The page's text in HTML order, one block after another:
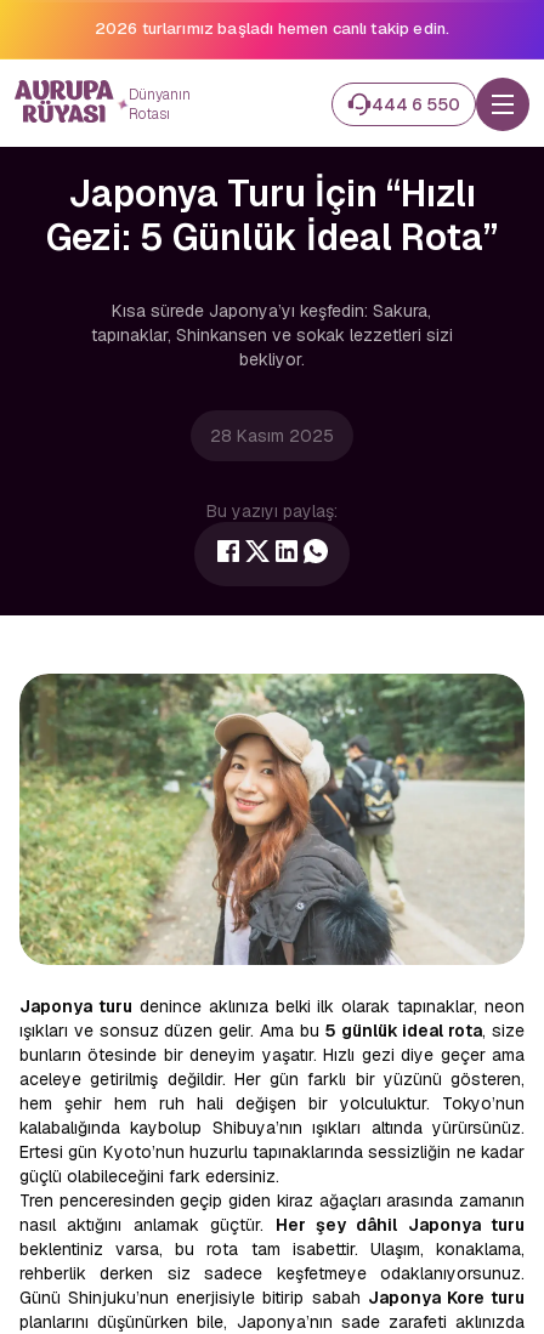
2026 turlarımız başladı hemen canlı takip edin.
Dünyanın
Rotası
444 6 550
Japonya Turu İçin “Hızlı
Gezi: 5 Günlük İdeal Rota”
Kısa sürede Japonya’yı keşfedin: Sakura,
tapınaklar, Shinkansen ve sokak lezzetleri sizi
bekliyor.
28 Kasım 2025
Bu yazıyı paylaş:
Japonya turu denince aklınıza belki ilk olarak tapınaklar, neon
ışıkları ve sonsuz düzen gelir. Ama bu 5 günlük ideal rota, size
bunların ötesinde bir deneyim yaşatır. Hızlı gezi diye geçer ama
aceleye getirilmiş değildir. Her gün farklı bir yüzünü gösteren,
hem şehir hem ruh hali değişen bir yolculuktur. Tokyo’nun
kalabalığında kaybolup Shibuya’nın ışıkları altında yürürsünüz.
Ertesi gün Kyoto’nun huzurlu tapınaklarında sessizliğin ne kadar
güçlü olabileceğini fark edersiniz.
Tren penceresinden geçip giden kiraz ağaçları arasında zamanın
nasıl aktığını anlamak güçtür. Her şey dâhil Japonya turu
beklentiniz varsa, bu rota tam isabettir. Ulaşım, konaklama,
rehberlik derken siz sadece keşfetmeye odaklanıyorsunuz.
Günü Shinjuku’nun enerjisiyle bitirip sabah Japonya Kore turu
planlarını düşünürken bile, Japonya’nın sade zarafeti aklınızda